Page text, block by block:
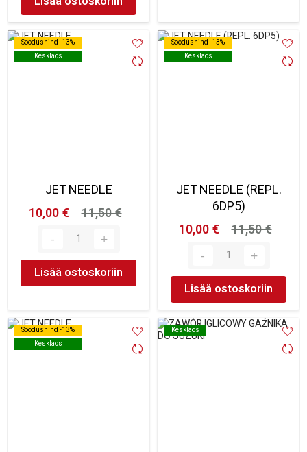
Soodushind -13%
Kesklaos
Soodushind -13%
Kesklaos
JET NEEDLE
10,00 €
11,50 €
Lisää ostoskoriin
Soodushind -13%
Kesklaos
Soodushind -13%
Kesklaos
JET NEEDLE (REPL.
6DP5)
10,00 €
11,50 €
Lisää ostoskoriin
Soodushind -13%
Kesklaos
Soodushind -13%
Kesklaos
Kesklaos
Kesklaos